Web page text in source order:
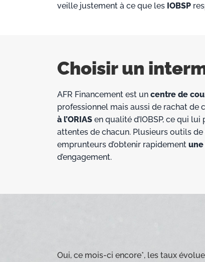
veille justement à ce que les IOBSP
Choisir un
AFR Financement est un centre de
professionnel mais aussi de rachat de
à l’ORIAS en qualité d’IOBSP, ce qui
attentes de chacun. Plusieurs outils
emprunteurs d’obtenir rapidement
d’engagement.
Oui, ce mois-ci encore*, les taux